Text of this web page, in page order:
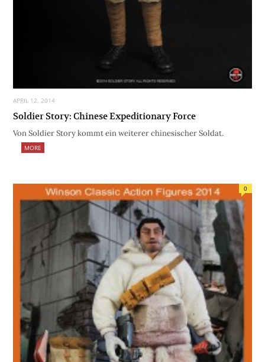
APRIL 12, 2014
Soldier Story: Chinese Expeditionary Force
Von Soldier Story kommt ein weiterer chinesischer Soldat.
MORE
0